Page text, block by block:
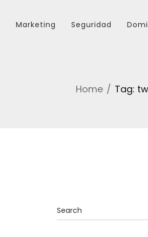
Marketing Seguridad
Home Tag: